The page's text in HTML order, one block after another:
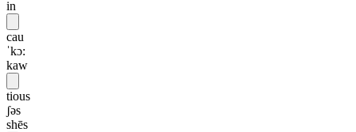
in
cau
ˈkɔ:
kaw
tious
ʃəs
shēs